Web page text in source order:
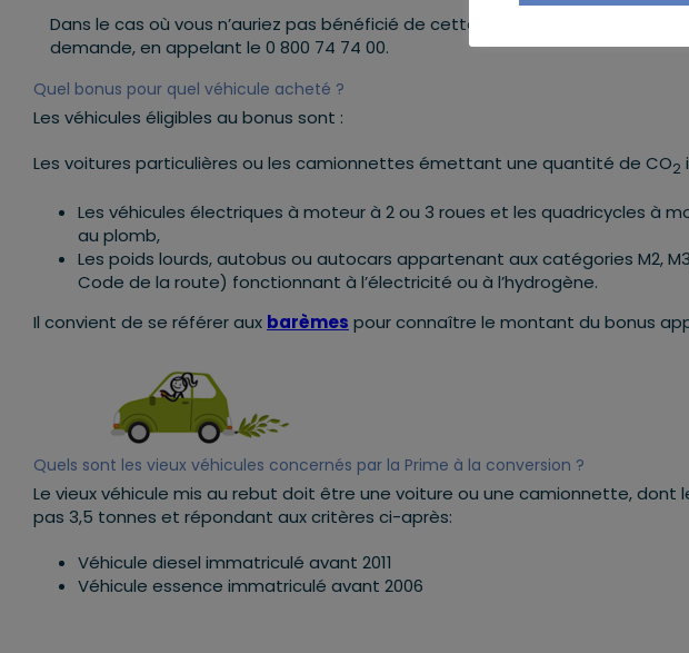
Dans le cas où vous n’auriez pas bénéficié de cette avance, nous vous
demande, en appelant le 0 800 74 74 00.
Quel bonus pour quel véhicule acheté ?
Les véhicules éligibles au bonus sont :
Les voitures particulières ou les camionnettes émettant une quantité de CO2
Les véhicules électriques à moteur à 2 ou 3 roues et les quadricycles à
au plomb,
Les poids lourds, autobus ou autocars appartenant aux catégories M2, M3,
Code de la route) fonctionnant à l’électricité ou à l’hydrogène.
Il convient de se référer aux barèmes pour connaître le montant du bonus
Quels sont les vieux véhicules concernés par la Prime à la conversion ?
Le vieux véhicule mis au rebut doit être une voiture ou une camionnette, dont
pas 3,5 tonnes et répondant aux critères ci-après:
Véhicule diesel immatriculé avant 2011
Véhicule essence immatriculé avant 2006